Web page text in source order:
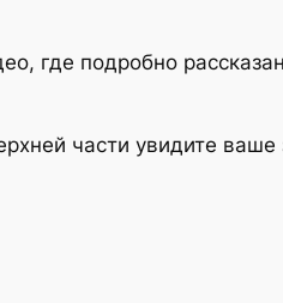
где подробно
части увидите